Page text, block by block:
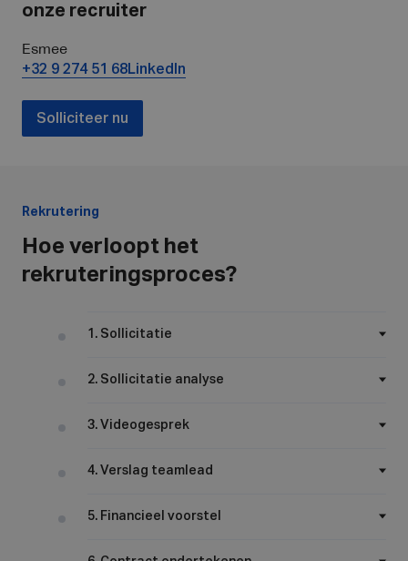
onze recruiter
Esmee
+32 9 274 51 68LinkedIn
Solliciteer nu
Rekrutering
Hoe verloopt het
rekruteringsproces?
1. Sollicitatie
2. Sollicitatie analyse
3. Videogesprek
4. Verslag teamlead
5. Financieel voorstel